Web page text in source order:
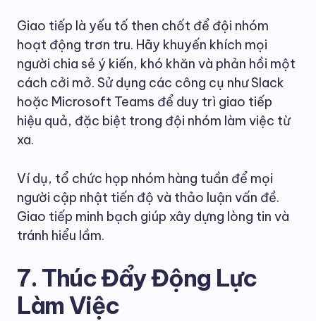
Giao tiếp là yếu tố then chốt để đội nhóm
hoạt động trơn tru. Hãy khuyến khích mọi
người chia sẻ ý kiến, khó khăn và phản hồi một
cách cởi mở. Sử dụng các công cụ như Slack
hoặc Microsoft Teams để duy trì giao tiếp
hiệu quả, đặc biệt trong đội nhóm làm việc từ
xa.
Ví dụ, tổ chức họp nhóm hàng tuần để mọi
người cập nhật tiến độ và thảo luận vấn đề.
Giao tiếp minh bạch giúp xây dựng lòng tin và
tránh hiểu lầm.
7. Thúc Đẩy Động Lực
Làm Việc